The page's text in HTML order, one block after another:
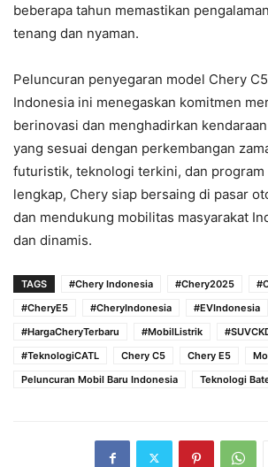
beberapa tahun memastikan
tenang dan nyaman.
Peluncuran penyegaran model Chery
Indonesia ini menegaskan komitmen
berinovasi dan menghadirkan
yang sesuai dengan perkembangan
futuristik, teknologi terkini, dan program
lengkap, Chery siap bersaing di pasar
dan mendukung mobilitas masyarakat
dan dinamis.
TAGS #Chery Indonesia #Chery2025
#CheryE5
#CheryIndonesia
#EVIndonesia
#HargaCheryTerbaru
#MobilListrik
#TeknologiCATL
Chery C5 Chery E5
Peluncuran Mobil Baru Indonesia
Teknologi